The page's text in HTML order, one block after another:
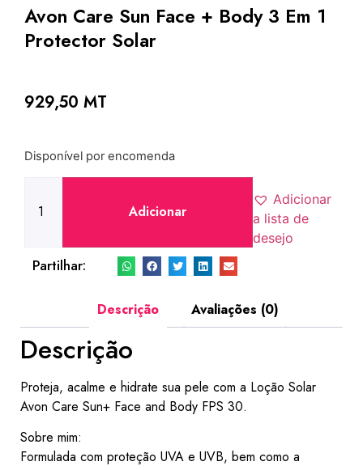
Avon Care Sun Face + Body 3 Em 1
Protector Solar
929,50 MT
Disponível por encomenda
Adicionar
Adicionar
a lista de
desejo
Partilhar:
Descrição Avaliações (0)
Descrição
Proteja, acalme e hidrate sua pele com a Loção Solar
Avon Care Sun+ Face and Body FPS 30.
Sobre mim:
Formulada com proteção UVA e UVB, bem como a